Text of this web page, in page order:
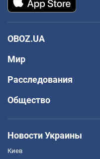
OBOZ.UA
Мир
Расследования
Общество
Новости Украины
Киев